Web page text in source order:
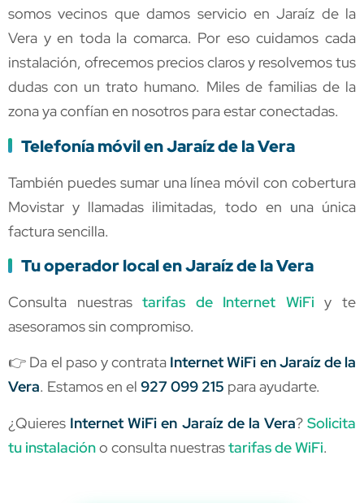
somos vecinos que damos servicio en Jaraíz de la
Vera y en toda la comarca. Por eso cuidamos cada
instalación, ofrecemos precios claros y resolvemos tus
dudas con un trato humano. Miles de familias de la
zona ya confían en nosotros para estar conectadas.
Telefonía móvil en Jaraíz de la Vera
También puedes sumar una línea móvil con cobertura
Movistar y llamadas ilimitadas, todo en una única
factura sencilla.
Tu operador local en Jaraíz de la Vera
Consulta nuestrastarifas de Internet WiFi y te
asesoramos sin compromiso.
👉 Da el paso y contrata Internet WiFi en Jaraíz de la
Vera. Estamos en el 927 099 215 para ayudarte.
¿Quieres Internet WiFi en Jaraíz de la Vera? Solicita
tu instalacióno consulta nuestrastarifas de WiFi.